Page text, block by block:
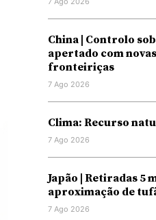
China | Controlo
apertado com
fronteiriças
7 Ago 2026
Clima: Recurso
7 Ago 2026
Japão | Retiradas 5
aproximação de
7 Ago 2026